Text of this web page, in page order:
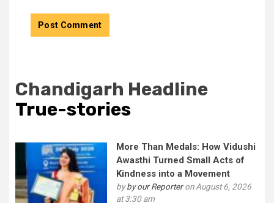
Chandigarh Headline
True-stories
More Than Medals: How Vidushi
Awasthi Turned Small Acts of
Kindness into a Movement
byby our Reporteron August 6, 2026
at 3:30 am